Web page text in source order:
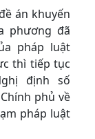
án khuyến
phương đã
pháp luật
thì tiếp tục
định số
phủ về
pháp luật